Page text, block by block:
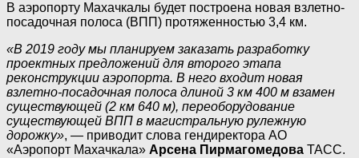
В аэропорту Махачкалы будет построена новая взлетно-
посадочная полоса (ВПП) протяженностью 3,4 км.
«В 2019 году мы планируем заказать разработку
проектных предложений для второго этапа
реконструкции аэропорта. В него входит новая
взлетно-посадочная полоса длиной 3 км 400 м взамен
существующей (2 км 640 м), переоборудование
существующей ВПП в магистральную рулежную
дорожку», — приводит слова гендиректора АО
«Аэропорт Махачкала» Арсена Пирмагомедова ТАСС.